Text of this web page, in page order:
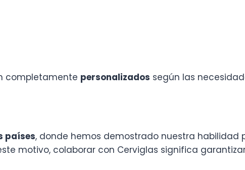
completamente personalizados según las
países, donde hemos demostrado nuestra habilidad
motivo, colaborar con Cerviglas significa